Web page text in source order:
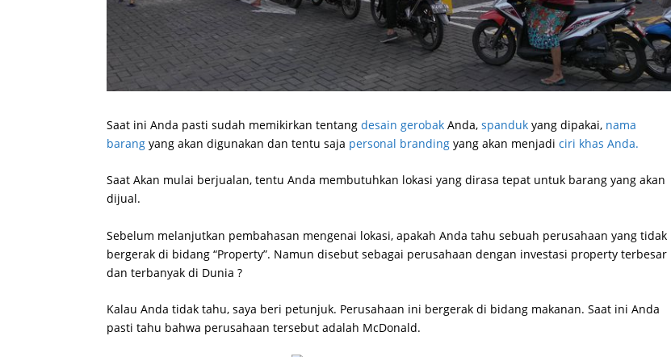
Saat ini Anda pasti sudah memikirkan tentang desain gerobak Anda, spanduk yang dipakai, nama
barang yang akan digunakan dan tentu saja personal branding yang akan menjadi ciri khas Anda.
Saat Akan mulai berjualan, tentu Anda membutuhkan lokasi yang dirasa tepat untuk barang yang akan
dijual.
Sebelum melanjutkan pembahasan mengenai lokasi, apakah Anda tahu sebuah perusahaan yang tidak
bergerak di bidang “Property”. Namun disebut sebagai perusahaan dengan investasi property terbesar
dan terbanyak di Dunia ?
Kalau Anda tidak tahu, saya beri petunjuk. Perusahaan ini bergerak di bidang makanan. Saat ini Anda
pasti tahu bahwa perusahaan tersebut adalah McDonald.